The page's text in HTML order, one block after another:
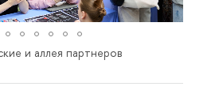
и аллея партнеров